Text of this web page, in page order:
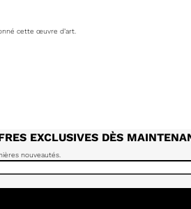
cette œuvre d’art.
EXCLUSIVES DÈS
nouveautés.